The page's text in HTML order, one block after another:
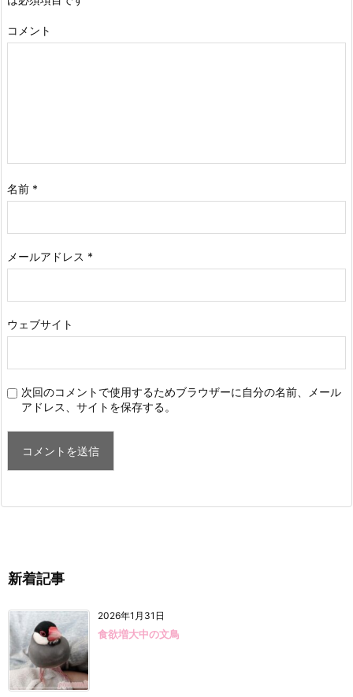
コメント
名前 *
メールアドレス *
ウェブサイト
次回のコメントで使用するためブラウザーに自分の名前、メール
アドレス、サイトを保存する。
新着記事
2026年1月31日
食欲増大中の文鳥